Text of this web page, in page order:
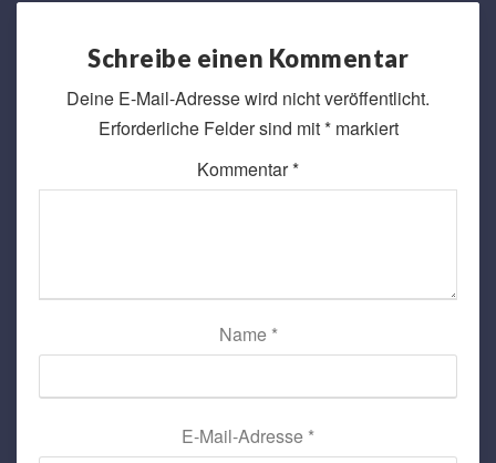
Schreibe einen Kommentar
Deine E-Mail-Adresse wird nicht veröffentlicht.
Erforderliche Felder sind mit*markiert
Kommentar*
Name *
E-Mail-Adresse *